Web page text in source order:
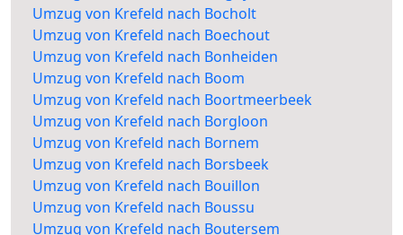
Umzug von Krefeld nach Bocholt
Umzug von Krefeld nach Boechout
Umzug von Krefeld nach Bonheiden
Umzug von Krefeld nach Boom
Umzug von Krefeld nach Boortmeerbeek
Umzug von Krefeld nach Borgloon
Umzug von Krefeld nach Bornem
Umzug von Krefeld nach Borsbeek
Umzug von Krefeld nach Bouillon
Umzug von Krefeld nach Boussu
Umzug von Krefeld nach Boutersem